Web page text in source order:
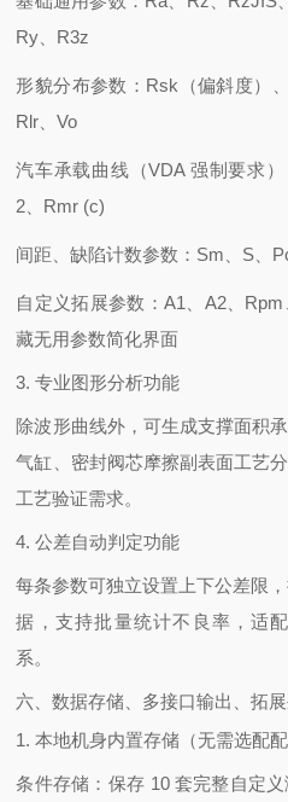
Ry、R3z
形貌分布参数：Rsk（偏斜度）
Rlr、Vo
汽车承载曲线（VDA 强制要求
2、Rmr (c)
间距、缺陷计数参数：Sm、S、
自定义拓展参数：A1、A2、
藏无用参数简化界面
3. 专业图形分析功能
除波形曲线外，可生成支撑面积
气缸、密封阀芯摩擦副表面工艺
工艺验证需求。
4. 公差自动判定功能
每条参数可独立设置上下公差限
据，支持批量统计不良率，适
系。
六、数据存储、多接口输出、拓
1. 本地机身内置存储（无需选配配
条件存储：保存 10 套完整自定